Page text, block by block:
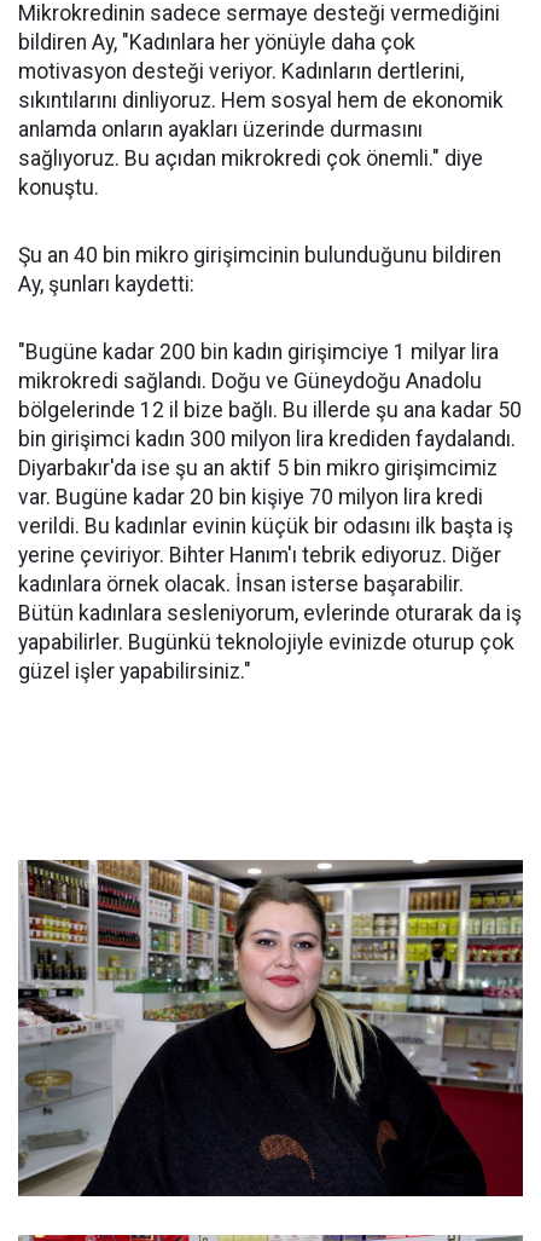
Mikrokredinin sadece sermaye desteği vermediğini
bildiren Ay, "Kadınlara her yönüyle daha çok
motivasyon desteği veriyor. Kadınların dertlerini,
sıkıntılarını dinliyoruz. Hem sosyal hem de ekonomik
anlamda onların ayakları üzerinde durmasını
sağlıyoruz. Bu açıdan mikrokredi çok önemli." diye
konuştu.
Şu an 40 bin mikro girişimcinin bulunduğunu bildiren
Ay, şunları kaydetti:
"Bugüne kadar 200 bin kadın girişimciye 1 milyar lira
mikrokredi sağlandı. Doğu ve Güneydoğu Anadolu
bölgelerinde 12 il bize bağlı. Bu illerde şu ana kadar 50
bin girişimci kadın 300 milyon lira krediden faydalandı.
Diyarbakır'da ise şu an aktif 5 bin mikro girişimcimiz
var. Bugüne kadar 20 bin kişiye 70 milyon lira kredi
verildi. Bu kadınlar evinin küçük bir odasını ilk başta iş
yerine çeviriyor. Bihter Hanım'ı tebrik ediyoruz. Diğer
kadınlara örnek olacak. İnsan isterse başarabilir.
Bütün kadınlara sesleniyorum, evlerinde oturarak da iş
yapabilirler. Bugünkü teknolojiyle evinizde oturup çok
güzel işler yapabilirsiniz."